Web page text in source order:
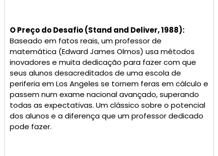
O Preço do Desafio (Stand and Deliver, 1988):
Baseado em fatos reais, um professor de
matemática (Edward James Olmos) usa métodos
inovadores e muita dedicação para fazer com que
seus alunos desacreditados de uma escola de
periferia em Los Angeles se tornem feras em cálculo e
passem num exame nacional avançado, superando
todas as expectativas. Um clássico sobre o potencial
dos alunos e a diferença que um professor dedicado
pode fazer.